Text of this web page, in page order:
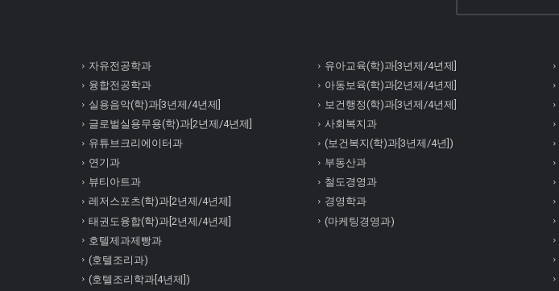
자유전공학과
융합전공학과
실용음악(학)과[3년제/4년제]
글로벌실용무용(학)과[2년제/4년제]
유튜브크리에이터과
연기과
뷰티아트과
레저스포츠(학)과[2년제/4년제]
태권도융합(학)과[2년제/4년제]
호텔제과제빵과
(호텔조리과)
(호텔조리학과[4년제])
유아교육(학)과[3년제/4년제]
아동보육(학)과[2년제/4년제]
보건행정(학)과[3년제/4년제]
사회복지과
(보건복지(학)과[3년제/4년])
부동산과
철도경영과
경영학과
(마케팅경영과)